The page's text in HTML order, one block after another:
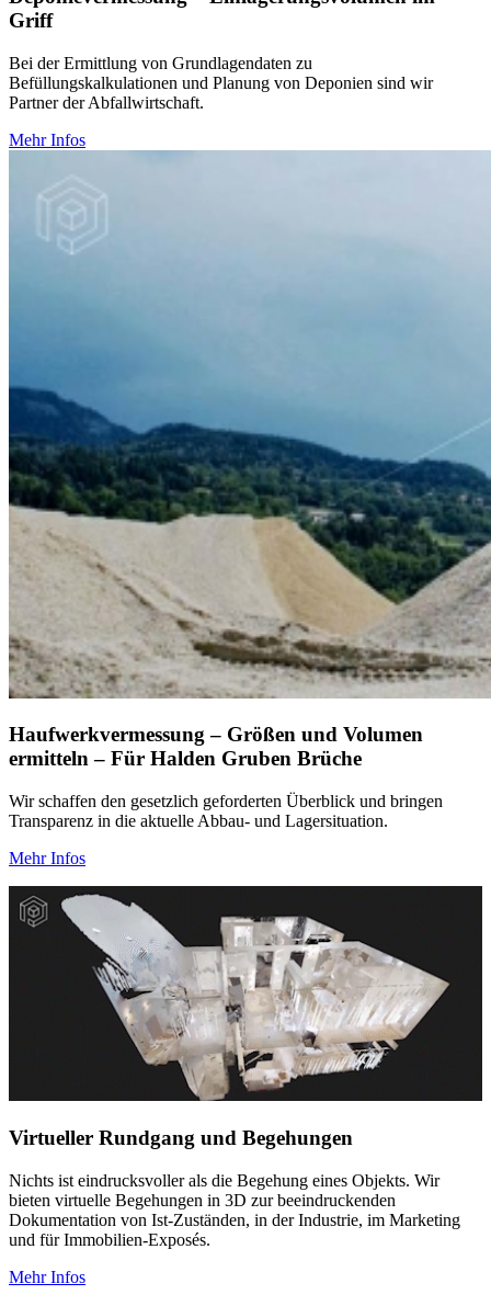
Griff
Bei der Ermittlung von Grundlagendaten zu
Befüllungskalkulationen und Planung von Deponien sind wir
Partner der Abfallwirtschaft.
Mehr Infos
Haufwerkvermessung – Größen und Volumen
ermitteln – Für Halden Gruben Brüche
Wir schaffen den gesetzlich geforderten Überblick und bringen
Transparenz in die aktuelle Abbau- und Lagersituation.
Mehr Infos
Virtueller Rundgang und Begehungen
Nichts ist eindrucksvoller als die Begehung eines Objekts. Wir
bieten virtuelle Begehungen in 3D zur beeindruckenden
Dokumentation von Ist-Zuständen, in der Industrie, im Marketing
und für Immobilien-Exposés.
Mehr Infos